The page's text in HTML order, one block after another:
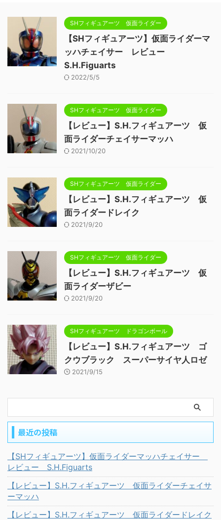
SHフィギュアーツ 仮面ライダー
【SHフィギュアーツ】仮面ライダーマ
ッハチェイサー レビュー
S.H.Figuarts
2022/5/5
SHフィギュアーツ 仮面ライダー
【レビュー】S.H.フィギュアーツ 仮
面ライダーチェイサーマッハ
2021/10/20
SHフィギュアーツ 仮面ライダー
【レビュー】S.H.フィギュアーツ 仮
面ライダードレイク
2021/9/20
SHフィギュアーツ 仮面ライダー
【レビュー】S.H.フィギュアーツ 仮
面ライダーザビー
2021/9/20
SHフィギュアーツ ドラゴンボール
【レビュー】S.H.フィギュアーツ ゴ
クウブラック スーパーサイヤ人ロゼ
2021/9/15
最近の投稿
【SHフィギュアーツ】仮面ライダーマッハチェイサー
レビュー S.H.Figuarts
【レビュー】S.H.フィギュアーツ 仮面ライダーチェイサ
ーマッハ
【レビュー】S.H.フィギュアーツ 仮面ライダードレイク